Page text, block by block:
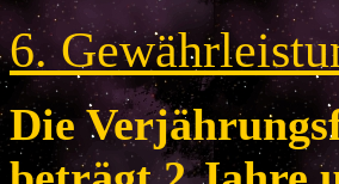
6.
Die